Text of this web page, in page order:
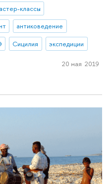
классы
антиковедение
Сицилия экспедиции
20 мая 2019